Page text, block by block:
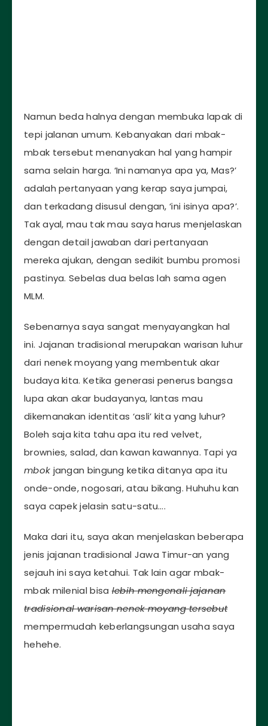
Namun beda halnya dengan membuka lapak di
tepi jalanan umum. Kebanyakan dari mbak-
mbak tersebut menanyakan hal yang hampir
sama selain harga. ‘Ini namanya apa ya, Mas?’
adalah pertanyaan yang kerap saya jumpai,
dan terkadang disusul dengan, ‘ini isinya apa?’.
Tak ayal, mau tak mau saya harus menjelaskan
dengan detail jawaban dari pertanyaan
mereka ajukan, dengan sedikit bumbu promosi
pastinya. Sebelas dua belas lah sama agen
MLM.
Sebenarnya saya sangat menyayangkan hal
ini. Jajanan tradisional merupakan warisan luhur
dari nenek moyang yang membentuk akar
budaya kita. Ketika generasi penerus bangsa
lupa akan akar budayanya, lantas mau
dikemanakan identitas ‘asli’ kita yang luhur?
Boleh saja kita tahu apa itu red velvet,
brownies, salad, dan kawan kawannya. Tapi ya
mbok jangan bingung ketika ditanya apa itu
onde-onde, nogosari, atau bikang. Huhuhu kan
saya capek jelasin satu-satu….
Maka dari itu, saya akan menjelaskan beberapa
jenis jajanan tradisional Jawa Timur-an yang
sejauh ini saya ketahui. Tak lain agar mbak-
mbak milenial bisa lebih mengenali jajanan
tradisional warisan nenek moyang tersebut
mempermudah keberlangsungan usaha saya
hehehe.